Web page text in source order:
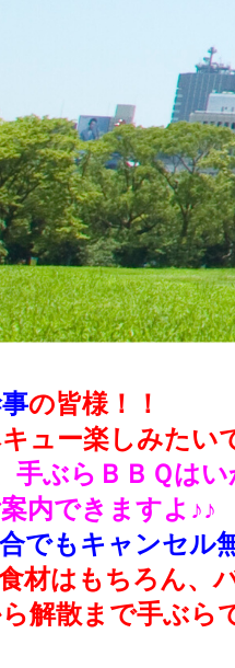
の皆様！！
ュー楽しみたい
手ぶらＢＢＱは
内できますよ♪♪
でもキャンセル
材はもちろん
解散まで手ぶら